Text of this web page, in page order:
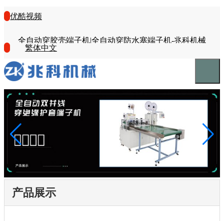
优酷视频
全自动穿胶壳端子机|全自动穿防水塞端子机-兆科机械
繁体中文
产品展示